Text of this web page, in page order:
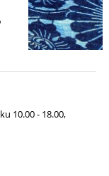
10.00 - 18.00,